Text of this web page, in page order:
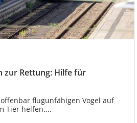
zur Rettung: Hilfe für
flugunfähigen Vogel auf
Tier helfen....